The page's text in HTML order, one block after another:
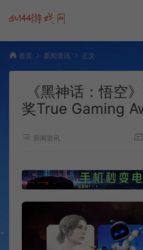
首页 新闻资讯 正文
《黑神话：悟空
奖True Gaming
新闻资讯